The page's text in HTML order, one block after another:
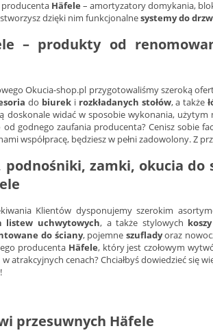
Häfele – amortyzatory domykania,
dzięki nim funkcjonalnesystemy do
– produkty od
Okucia-shop.pl przygotowaliśmy szeroką
do biureki rozkładanych stołów, a także
doskonale widać w sposobie wykonania,
od godnego zaufania producenta? Cenisz sobie
współpracę, będziesz w pełni zadowolony. Z
podnośniki, zamki, okucia do
Klientów dysponujemy szerokim
listew uchwytowych, a także stylowych
do ściany, pojemne szufladyoraz
producenta Häfele, który jest czołowym
atrakcyjnych cenach? Chciałbyś dowiedzieć się
przesuwnych Häfele